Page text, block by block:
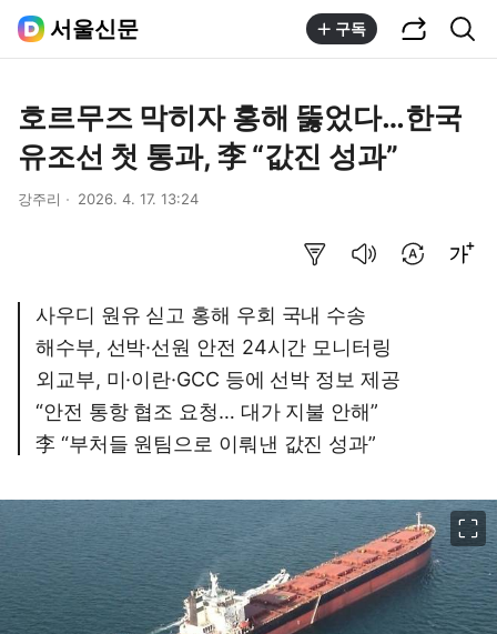
서울신문 구독
호르무즈 막히자 홍해 뚫었다…한국
유조선 첫 통과, 李 “값진 성과”
강주리 2026. 4. 17. 13:24
사우디 원유 싣고 홍해 우회 국내 수송
해수부, 선박·선원 안전 24시간 모니터링
외교부, 미·이란·GCC 등에 선박 정보 제공
“안전 통항 협조 요청… 대가 지불 안해”
李 “부처들 원팀으로 이뤄낸 값진 성과”